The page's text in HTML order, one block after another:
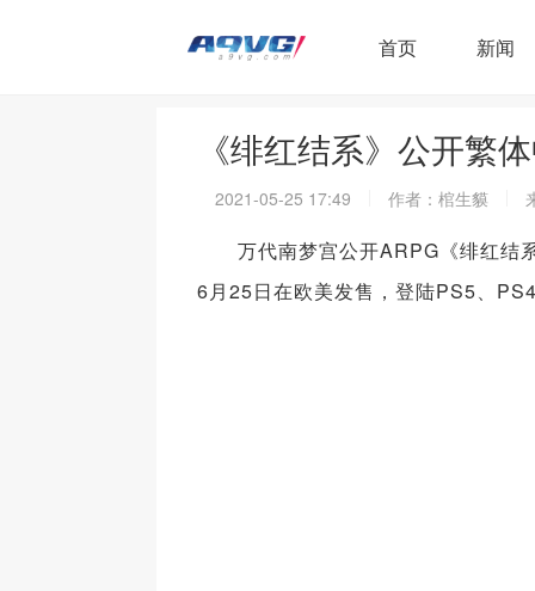
首页 新闻
《绯红结系》公开繁
2021-05-25 17:49 作者：棺生貘
万代南梦宫公开ARPG《绯红结系
6月25日在欧美发售，登陆PS5、